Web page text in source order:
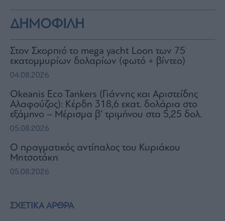
ΣΧΕΤΙΚΑ ΑΡΘΡΑ
ΔΗΜΟΦΙΛΗ
Στον Σκορπιό το mega yacht Loon των 75
εκατομμυρίων δολαρίων (φωτό + βίντεο)
04.08.2026
Okeanis Eco Tankers (Γιάννης και Αριστείδης
Αλαφούζος): Κέρδη 318,6 εκατ. δολάρια στο
εξάμηνο – Μέρισμα β’ τριμήνου στα 5,25 δολ.
05.08.2026
Ο πραγματικός αντίπαλος του Κυριάκου
Μητσοτάκη
05.08.2026